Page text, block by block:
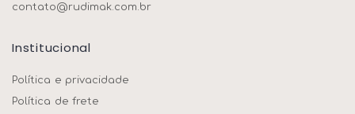
contato@rudimak.com.br
Institucional
Política e privacidade
Política de frete